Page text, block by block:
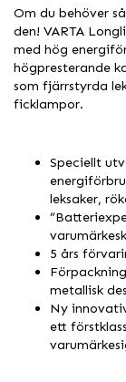
Om du behöver
den! VARTA
med hög
högpresterande
som fjärrstyrda
ficklampor.
Speciellt
leksaker,
5 års
metallisk
Ny
ett